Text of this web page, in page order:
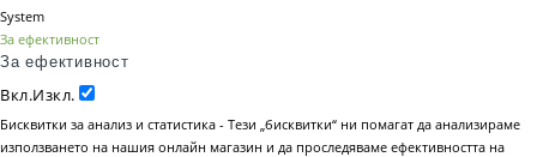
System
За ефективност
За ефективност
Вкл.Изкл.
Бисквитки за анализ и статистика - Тези „бисквитки“ ни помагат да анализираме
използването на нашия онлайн магазин и да проследяваме ефективността на